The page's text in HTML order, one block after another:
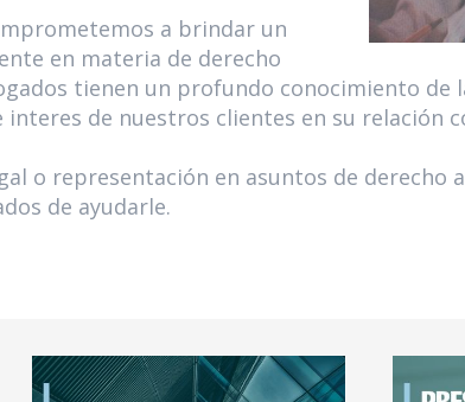
a brindar un
en materia de derecho
tienen un profundo conocimiento
de nuestros clientes en su relación
o representación en asuntos de
de ayudarle.